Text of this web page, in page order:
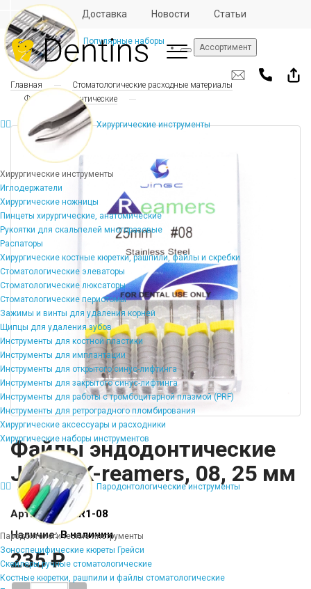
Отзывы Доставка Новости Статьи
Ассортимент
Популярные наборы
Хирургические инструменты
Хирургические инструменты
Иглодержатели
Хирургические ножницы
Пинцеты хирургические, анатомические
Рукоятки для скальпелей многоразовые
Распаторы
Хирургические костные кюретки, рашпили, файлы и скребки
Стоматологические элеваторы
Стоматологические люксаторы
Стоматологические периотомы
Зажимы и винты для удаления корней
Щипцы для удаления зубов
Инструменты для костной пластики
Инструменты для имплантации
Инструменты для открытого синус-лифтинга
Инструменты для закрытого синус-лифтинга
Инструменты для работы с тромбоцитарной плазмой (PRF)
Инструменты для ретроградного пломбирования
Хирургические аксессуары и расходники
Хирургические наборы инструментов
Пародонтологические инструменты
Пародонтологические инструменты
Зоноспецифические кюреты Грейси
Скейлеры ручные стоматологические
Костные кюретки, рашпили и файлы стоматологические
Главная
Стоматологические расходные материалы
Файлы эндодонтические
Файлы эндодонтические
JiNGC K-reamers, 08, 25 мм
Артикул:FI-KR1-08
Наличие:В наличии
235 ₽